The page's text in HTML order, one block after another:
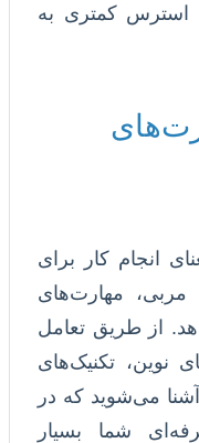
استرس کمتری به
انجام کار برای
مربی، مهارت‌های
از طریق تعامل
نوین، تکنیک‌های
می‌شوید که در
شما بسیار